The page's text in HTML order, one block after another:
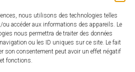
nous utilisons des technologies telles
ou accéder aux informations des appareils. Le
nous permettra de traiter des données
ou les ID uniques sur ce site. Le fait
son consentement peut avoir un effet négatif
fonctions.